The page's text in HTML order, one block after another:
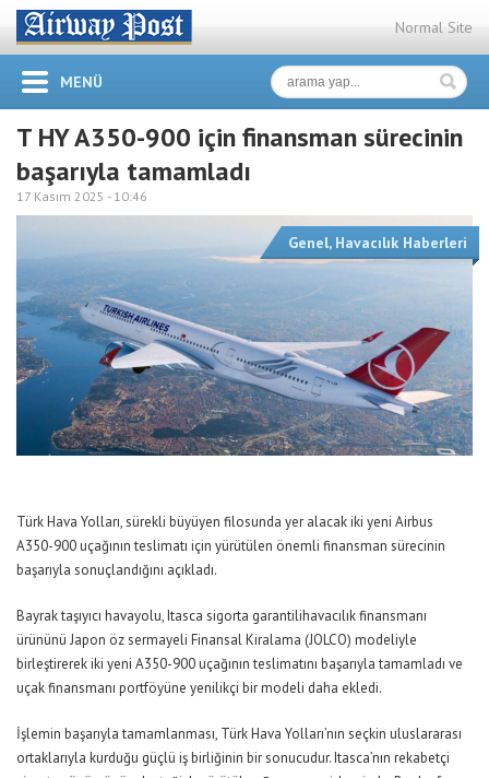
Normal Site
MENÜ
T HY A350-900 için finansman sürecinin
başarıyla tamamladı
17 Kasım 2025 - 10:46
Genel, Havacılık Haberleri
Türk Hava Yolları, sürekli büyüyen filosunda yer alacak iki yeni Airbus
A350-900 uçağının teslimatı için yürütülen önemli finansman sürecinin
başarıyla sonuçlandığını açıkladı.
Bayrak taşıyıcı havayolu, Itasca sigorta garantilihavacılıkfinansmanı
ürününü Japon özsermayeli Finansal Kiralama (JOLCO) modeliyle
birleştirerek iki yeni A350-900 uçağının teslimatını başarıyla tamamladı ve
uçak finansmanı portföyüne yenilikçi bir modeli daha ekledi.
İşlemin başarıyla tamamlanması, Türk Hava Yolları’nın seçkin uluslararası
ortaklarıyla kurduğu güçlü iş birliğinin bir sonucudur.Itasca’nın rekabetçi